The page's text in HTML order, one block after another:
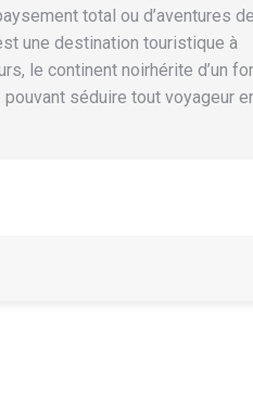
total ou d’aventures
une destination touristique à
le continent noirhérite d’un
séduire tout voyageur